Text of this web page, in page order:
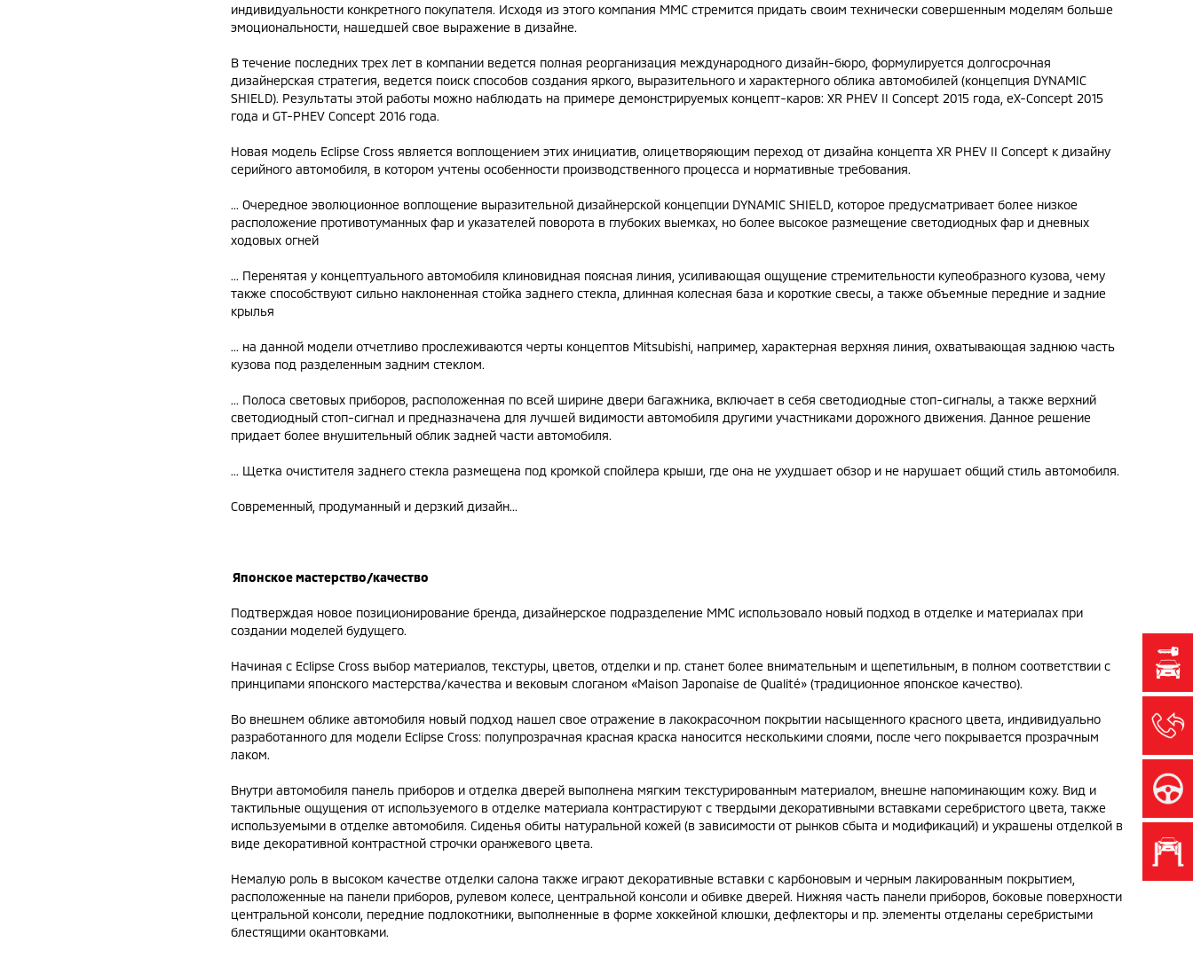
индивидуальности конкретного покупателя. Исходя из этого компания ММС стремится придать своим технически совершенным моделям больше
эмоциональности, нашедшей свое выражение в дизайне.
В течение последних трех лет в компании ведется полная реорганизация международного дизайн-бюро, формулируется долгосрочная
дизайнерская стратегия, ведется поиск способов создания яркого, выразительного и характерного облика автомобилей (концепция DYNAMIC
SHIELD). Результаты этой работы можно наблюдать на примере демонстрируемых концепт-каров: XR PHEV II Concept 2015 года, eX-Concept 2015
года и GT-PHEV Concept 2016 года.
Новая модель Eclipse Cross является воплощением этих инициатив, олицетворяющим переход от дизайна концепта XR PHEV II Concept к дизайну
серийного автомобиля, в котором учтены особенности производственного процесса и нормативные требования.
... Очередное эволюционное воплощение выразительной дизайнерской концепции DYNAMIC SHIELD, которое предусматривает более низкое
расположение противотуманных фар и указателей поворота в глубоких выемках, но более высокое размещение светодиодных фар и дневных
ходовых огней
... Перенятая у концептуального автомобиля клиновидная поясная линия, усиливающая ощущение стремительности купеобразного кузова, чему
также способствуют сильно наклоненная стойка заднего стекла, длинная колесная база и короткие свесы, а также объемные передние и задние
крылья
... на данной модели отчетливо прослеживаются черты концептов Mitsubishi, например, характерная верхняя линия, охватывающая заднюю часть
кузова под разделенным задним стеклом.
... Полоса световых приборов, расположенная по всей ширине двери багажника, включает в себя светодиодные стоп-сигналы, а также верхний
светодиодный стоп-сигнал и предназначена для лучшей видимости автомобиля другими участниками дорожного движения. Данное решение
придает более внушительный облик задней части автомобиля.
... Щетка очистителя заднего стекла размещена под кромкой спойлера крыши, где она не ухудшает обзор и не нарушает общий стиль автомобиля.
Современный, продуманный и дерзкий дизайн...
Японское мастерство/качество
Подтверждая новое позиционирование бренда, дизайнерское подразделение ММС использовало новый подход в отделке и материалах при
создании моделей будущего.
Начиная с Eclipse Cross выбор материалов, текстуры, цветов, отделки и пр. станет более внимательным и щепетильным, в полном соответствии с
принципами японского мастерства/качества и вековым слоганом «Maison Japonaise de Qualité» (традиционное японское качество).
Во внешнем облике автомобиля новый подход нашел свое отражение в лакокрасочном покрытии насыщенного красного цвета, индивидуально
разработанного для модели Eclipse Cross: полупрозрачная красная краска наносится несколькими слоями, после чего покрывается прозрачным
лаком.
Внутри автомобиля панель приборов и отделка дверей выполнена мягким текстурированным материалом, внешне напоминающим кожу. Вид и
тактильные ощущения от используемого в отделке материала контрастируют с твердыми декоративными вставками серебристого цвета, также
используемыми в отделке автомобиля. Сиденья обиты натуральной кожей (в зависимости от рынков сбыта и модификаций) и украшены отделкой в
виде декоративной контрастной строчки оранжевого цвета.
Немалую роль в высоком качестве отделки салона также играют декоративные вставки с карбоновым и черным лакированным покрытием,
расположенные на панели приборов, рулевом колесе, центральной консоли и обивке дверей. Нижняя часть панели приборов, боковые поверхности
центральной консоли, передние подлокотники, выполненные в форме хоккейной клюшки, дефлекторы и пр. элементы отделаны серебристыми
блестящими окантовками.